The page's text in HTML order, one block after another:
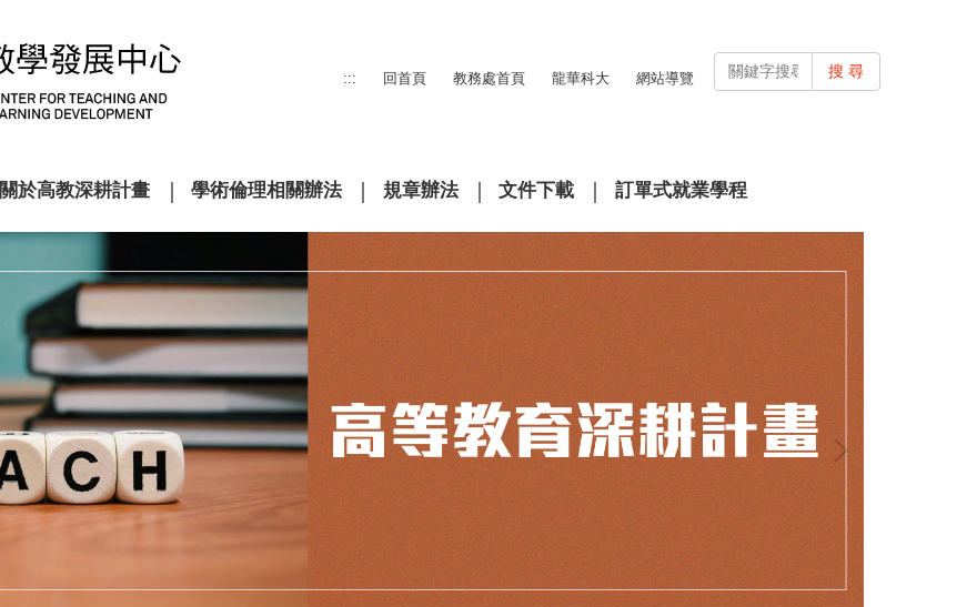
::: 回首頁 教務處首頁 龍華科大 網站導覽 搜 尋
關於高教深耕計畫 學術倫理相關辦法 規章辦法 文件下載 訂單式就業學程